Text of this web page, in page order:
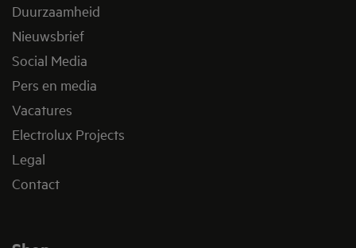
Duurzaamheid
Nieuwsbrief
Social Media
Pers en media
Vacatures
Electrolux Projects
Legal
Contact